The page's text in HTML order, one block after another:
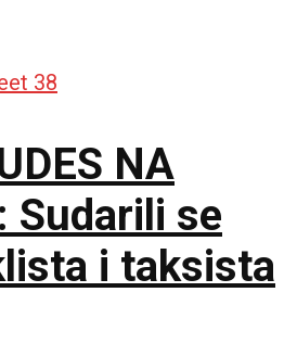
38
NA
Sudarili se
i taksista